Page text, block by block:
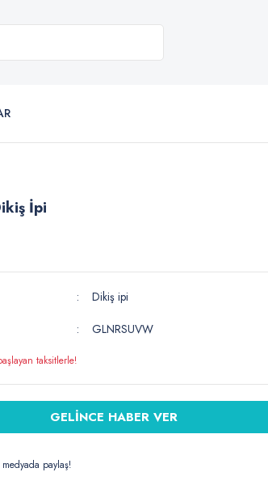
İpi
Dikiş ipi
GLNRSUVW
taksitlerle!
GELİNCE HABER VER
paylaş!